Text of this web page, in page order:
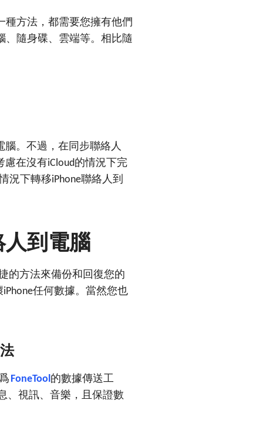
種方法，都需要您擁有他們
、隨身碟、雲端等。相比隨
腦。不過，在同步聯絡人
慮在沒有iCloud的情況下完
況下轉移iPhone聯絡人到
人到電腦
的方法來備份和回復您的
iPhone任何數據。當然您也
FoneTool的數據傳送工
、視訊、音樂，且保證數